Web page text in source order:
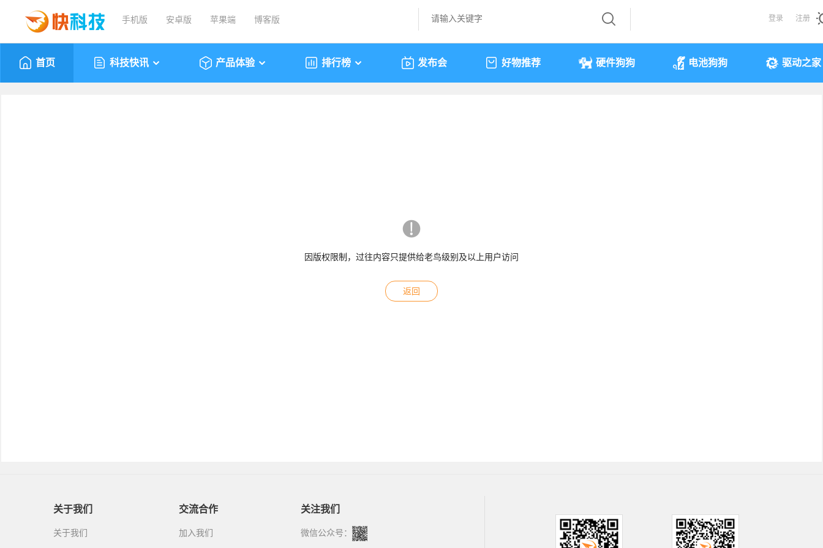
手机版 安卓版 苹果端 博客版 登录 注册
首页 科技快讯 产品体验 排行榜 发布会 好物推荐 硬件狗狗 电池狗狗 驱动之家
因版权限制，过往内容只提供给老鸟级别及以上用户访问
返回
关于我们
关于我们
交流合作
加入我们
关注我们
微信公众号：